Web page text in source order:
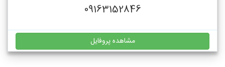
09163152846
مشاهده پروفایل